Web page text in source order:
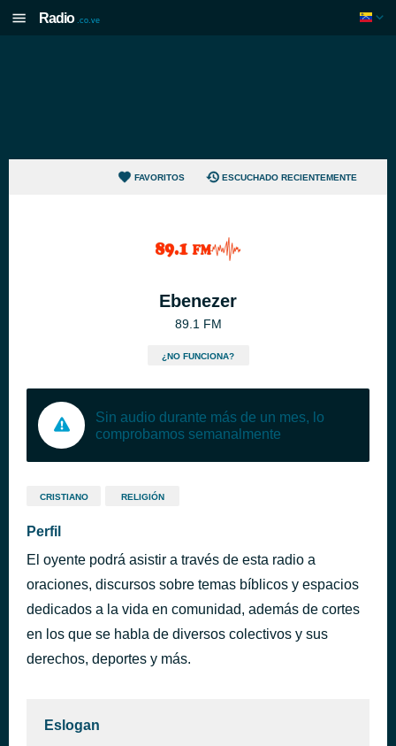
Radio .co.ve
FAVORITOS ESCUCHADO RECIENTEMENTE
Ebenezer
89.1 FM
¿NO FUNCIONA?
Sin audio durante más de un mes, lo
comprobamos semanalmente
CRISTIANO RELIGIÓN
Perfil
El oyente podrá asistir a través de esta radio a
oraciones, discursos sobre temas bíblicos y espacios
dedicados a la vida en comunidad, además de cortes
en los que se habla de diversos colectivos y sus
derechos, deportes y más.
Eslogan